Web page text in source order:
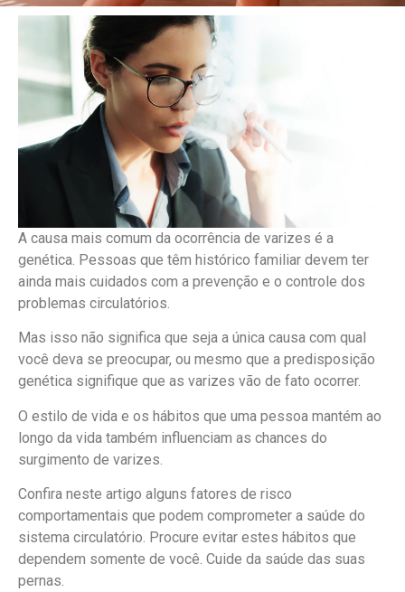
A causa mais comum da ocorrência de varizes é a
genética. Pessoas que têm histórico familiar devem ter
ainda mais cuidados com a prevenção e o controle dos
problemas circulatórios.
Mas isso não significa que seja a única causa com qual
você deva se preocupar, ou mesmo que a predisposição
genética signifique que as varizes vão de fato ocorrer.
O estilo de vida e os hábitos que uma pessoa mantém ao
longo da vida também influenciam as chances do
surgimento de varizes.
Confira neste artigo alguns fatores de risco
comportamentais que podem comprometer a saúde do
sistema circulatório. Procure evitar estes hábitos que
dependem somente de você. Cuide da saúde das suas
pernas.